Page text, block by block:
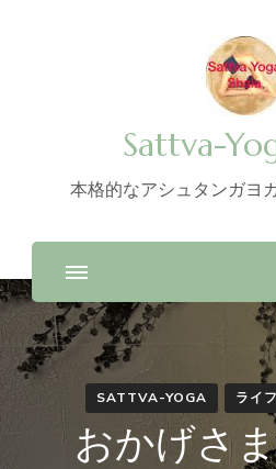
Sattva-
本格的なアシュタンガヨ
SATTVA-YOGA ライ
おかげさ